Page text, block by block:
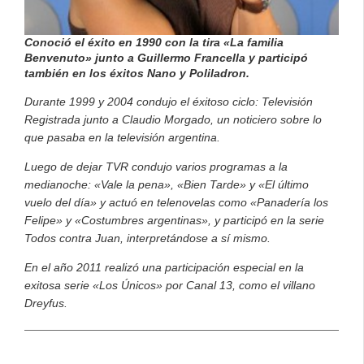
Conoció el éxito en 1990 con la tira «La familia
Benvenuto» junto a Guillermo Francella y participó
también en los éxitos Nano y Poliladron.
Durante 1999 y 2004 condujo el éxitoso ciclo: Televisión
Registrada junto a Claudio Morgado, un noticiero sobre lo
que pasaba en la televisión argentina.
Luego de dejar TVR condujo varios programas a la
medianoche: «Vale la pena», «Bien Tarde» y «El último
vuelo del día» y actuó en telenovelas como «Panadería los
Felipe» y «Costumbres argentinas», y participó en la serie
Todos contra Juan, interpretándose a sí mismo.
En el año 2011 realizó una participación especial en la
exitosa serie «Los Únicos» por Canal 13, como el villano
Dreyfus.